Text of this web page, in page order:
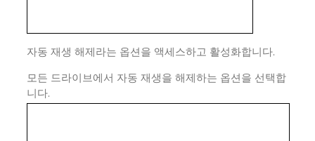
자동 재생 해제라는 옵션을 액세스하고 활성화합니다.
모든 드라이브에서 자동 재생을 해제하는 옵션을 선택합
니다.